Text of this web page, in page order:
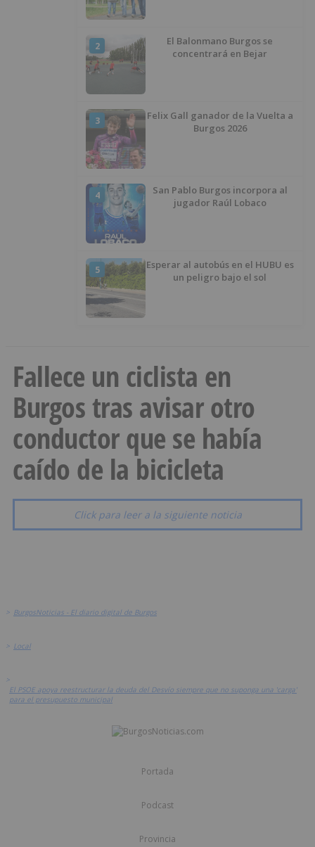
2
El Balonmano Burgos se
concentrará en Bejar
3
Felix Gall ganador de la Vuelta a
Burgos 2026
4
San Pablo Burgos incorpora al
jugador Raúl Lobaco
5
Esperar al autobús en el HUBU es
un peligro bajo el sol
Fallece un ciclista en
Burgos tras avisar otro
conductor que se había
caído de la bicicleta
Click para leer a la siguiente noticia
> BurgosNoticias - El diario digital de Burgos
> Local
>
El PSOE apoya reestructurar la deuda del Desvío siempre que no suponga una 'carga'
para el presupuesto municipal
Portada
Podcast
Provincia